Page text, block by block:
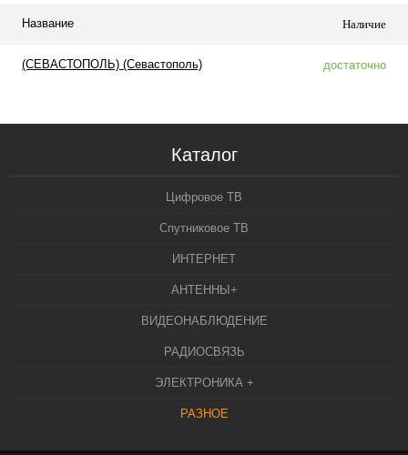
Название Наличие
(СЕВАСТОПОЛЬ) (Севастополь) достаточно
Каталог
Цифровое ТВ
Спутниковое ТВ
ИНТЕРНЕТ
АНТЕННЫ+
ВИДЕОНАБЛЮДЕНИЕ
РАДИОСВЯЗЬ
ЭЛЕКТРОНИКА +
РАЗНОЕ